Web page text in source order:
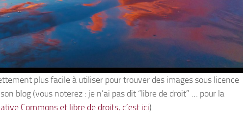
plus facile à utiliser pour trouver des images sous licence
blog (vous noterez : je n’ai pas dit “libre de droit” … pour la
Commons et libre de droits, c’est ici).